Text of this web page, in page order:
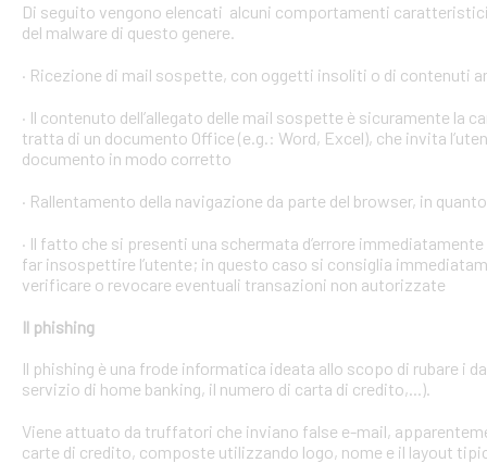
Di seguito vengono elencati alcuni comportamenti
del malware di questo genere.
· Ricezione di mail sospette, con oggetti insoliti o di contenuti
· Il contenuto dell’allegato delle mail sospette è sicuramente
tratta di un documento Office (e.g.: Word, Excel), che invita
documento in modo corretto
· Rallentamento della navigazione da parte del browser, in
· Il fatto che si presenti una schermata d’errore
far insospettire l’utente; in questo caso si consiglia
verificare o revocare eventuali transazioni non autorizzate
Il phishing
Il phishing è una frode informatica ideata allo scopo di rubare i
servizio di home banking, il numero di carta di credito,...).
Viene attuato da truffatori che inviano false e-mail,
carte di credito, composte utilizzando logo, nome e il layout